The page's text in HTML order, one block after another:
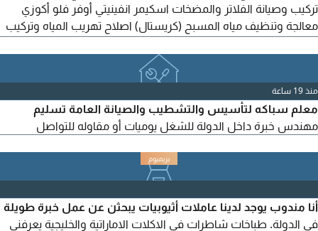
تركيب وصيانة الفلاتر والمضخات اسكيمر انفينيتي أوفر فلو أكوزي
معالجة وتنظيف مياه المسبح (كريستال) اصلاح تهريب المياه وتركيب
منذ 19 ساعة
معلم سباكه لتأسيس والتشطيب والصيانة العامة تسليم
مهندس خبرة داخل الدولة للشغل يوميات أو مقاوله للتواصل
أنا مندوب يوجد لدينا عاملات أثيوبيات يبحثن عن عمل خبرة طويلة
في الدولة. طباخات شاطرات في الاكلات الاماراتية والخليجية يعرفني